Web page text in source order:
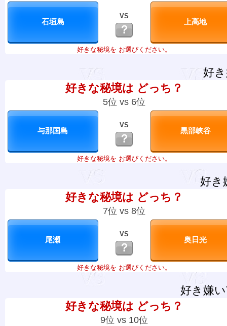
VS
？
好きな秘境を お選びください。
好
好きな秘境は どっち？
5位 vs 6位
VS
？
好きな秘境を お選びください。
好き
好きな秘境は どっち？
7位 vs 8位
VS
？
好きな秘境を お選びください。
好き嫌
好きな秘境は どっち？
9位 vs 10位